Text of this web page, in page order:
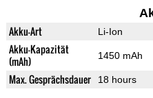
Akku-Art Li-Ion
Akku-Kapazität
(mAh)
1450 mAh
Max. Gesprächsdauer 18 hours